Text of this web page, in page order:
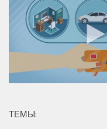
ТЕМЫ: